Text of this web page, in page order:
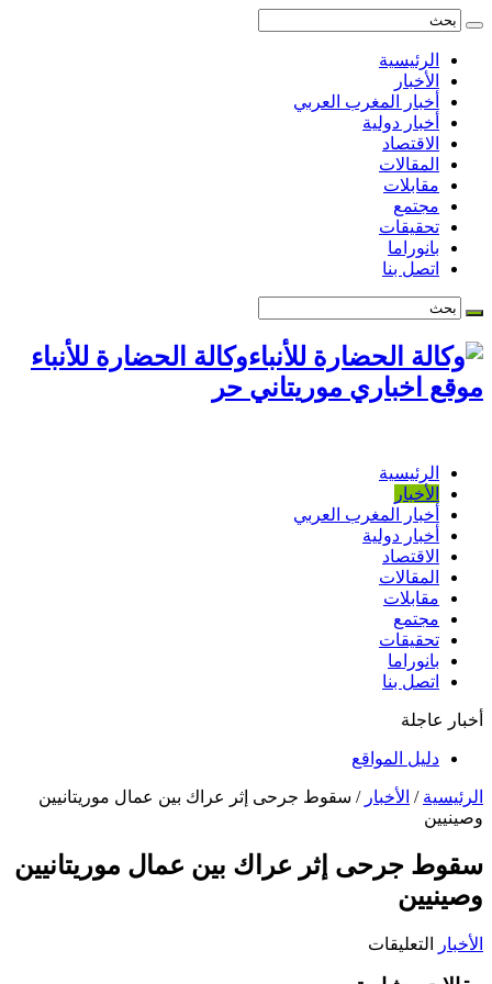
الرئيسية
الأخبار
أخبار المغرب العربي
أخبار دولية
الاقتصاد
المقالات
مقابلات
مجتمع
تحقيقات
بانوراما
اتصل بنا
وكالة الحضارة للأنباء
موقع اخباري موريتاني حر
الرئيسية
الأخبار
أخبار المغرب العربي
أخبار دولية
الاقتصاد
المقالات
مقابلات
مجتمع
تحقيقات
بانوراما
اتصل بنا
أخبار عاجلة
دليل المواقع
الرئيسية / الأخبار / سقوط جرحى إثر عراك بين عمال موريتانيين
وصينيين
سقوط جرحى إثر عراك بين عمال موريتانيين
وصينيين
الأخبار التعليقات